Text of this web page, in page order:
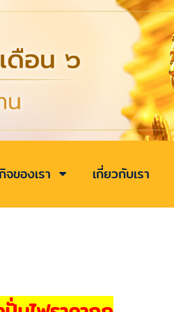
จของเรา เกี่ยวกับเรา